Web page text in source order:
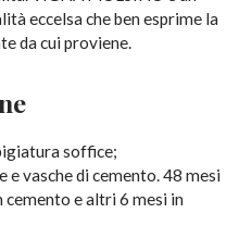
eccelsa che ben esprime la
da cui proviene.
soffice;
vasche di cemento. 48 mesi
cemento e altri 6 mesi in